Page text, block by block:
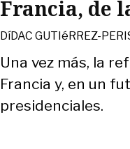
Francia, de
DíDAC GUTIéRREZ-
Una vez más, la
Francia y, en un
presidenciales.